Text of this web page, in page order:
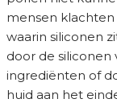
mensen
waarin siliconen
door de siliconen
ingrediënten of
huid aan het